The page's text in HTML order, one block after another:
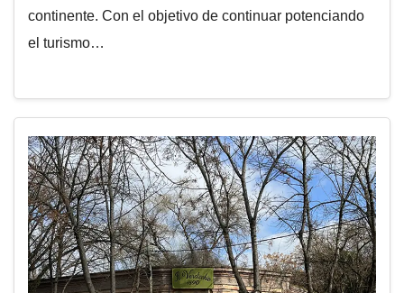
continente. Con el objetivo de continuar potenciando
el turismo…